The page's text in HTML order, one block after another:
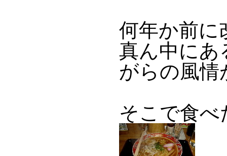
何年か前に
真ん中にあ
がらの風情
そこで食